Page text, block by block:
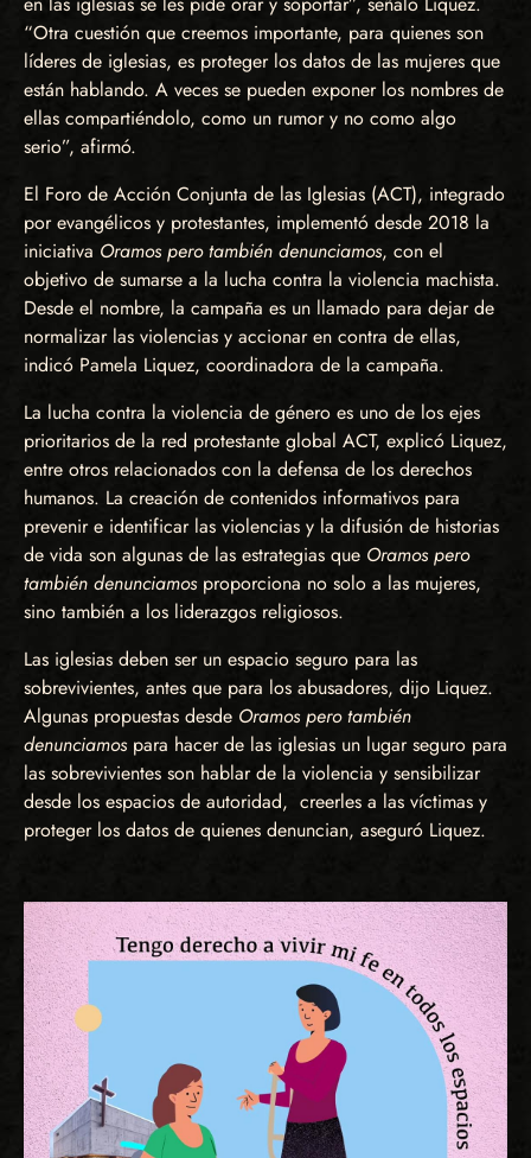
“Otra cuestión que creemos importante, para quienes son
líderes de iglesias, es proteger los datos de las mujeres que
están hablando. A veces se pueden exponer los nombres de
ellas compartiéndolo, como un rumor y no como algo
serio”, afirmó.
El Foro de Acción Conjunta de las Iglesias (ACT), integrado
por evangélicos y protestantes, implementó desde 2018 la
iniciativa Oramos pero también denunciamos, con el
objetivo de sumarse a la lucha contra la violencia machista.
Desde el nombre, la campaña es un llamado para dejar de
normalizar las violencias y accionar en contra de ellas,
indicó Pamela Liquez, coordinadora de la campaña.
La lucha contra la violencia de género es uno de los ejes
prioritarios de la red protestante global ACT, explicó Liquez,
entre otros relacionados con la defensa de los derechos
humanos. La creación de contenidos informativos para
prevenir e identificar las violencias y la difusión de historias
de vida son algunas de las estrategias que Oramos pero
también denunciamosproporciona no solo a las mujeres,
sino también a los liderazgos religiosos.
Las iglesias deben ser un espacio seguro para las
sobrevivientes, antes que para los abusadores, dijo Liquez.
Algunas propuestas desde Oramos pero también
denunciamospara hacer de las iglesias un lugar seguro para
las sobrevivientes son hablar de la violencia y sensibilizar
desde los espacios de autoridad, creerles a las víctimas y
proteger los datos de quienes denuncian, aseguró Liquez.